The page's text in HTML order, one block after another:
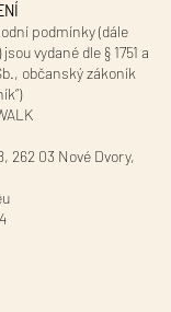
podmínky (dále
vydané dle § 1751 a
občanský zákoník
262 03 Nové Dvory,